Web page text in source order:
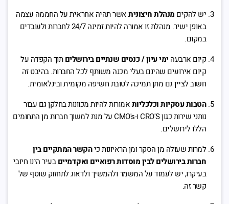
יש להקים מנהלת חיצוניתאשר תהיה אחראית על החממה עצמה
באופן ישיר. מנהלת זו אמורה להיות זמינה 24/7 לחברות ולעובדים
במקום.
קיום ארבעה ימי עיון / כנסים שנתיים בירושליםתוך הקפדה על
קיום אירועים שהינם בעלי מכנה משותף לכל החברות. בהיבט זה
חשוב לציין גם מתן תמיכה לטובת חשיפה מקומית ובינלאומית.
הטבות עסקיות וכלכליותאמורות להיות מכוונות בחלקן גם עבור
נותני שירות כגון CRO'S ו-CMO's על מנת למשוך חברות מן התחומים
הללו לירושלים.
למרות שעולה מן הסקר ומן הראיונות כיהקשר המתקיים בין
חברות בירושלים לבין מוסדות רפואיים ואקדמייםבעיר הינו חיובי
בעיקרו, יש לעמוד על המשמר ולהמשיך ולדאוג לתחזוק שוטף של
קשר זה.